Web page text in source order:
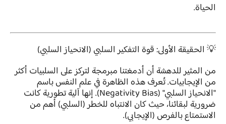
الحياة.
💡 الحقيقة الأولى: قوة التفكير السلبي (الانحياز السلبي)
من المثير للدهشة أن أدمغتنا مبرمجة لتركز على السلبيات أكثر
من الإيجابيات. تُعرف هذه الظاهرة في علم النفس باسم
"الانحياز السلبي" (Negativity Bias). إنها آلية تطورية كانت
ضرورية لبقائنا، حيث كان الانتباه للخطر (السلبي) أهم من
الاستمتاع بالفرص (الإيجابي).